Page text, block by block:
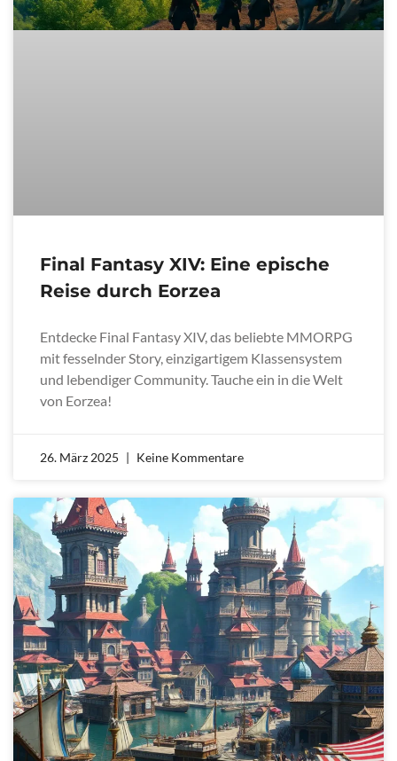
Final Fantasy XIV: Eine epische
Reise durch Eorzea
Entdecke Final Fantasy XIV, das beliebte MMORPG
mit fesselnder Story, einzigartigem Klassensystem
und lebendiger Community. Tauche ein in die Welt
von Eorzea!
26. März 2025 Keine Kommentare